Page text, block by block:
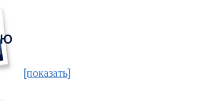
[показать]